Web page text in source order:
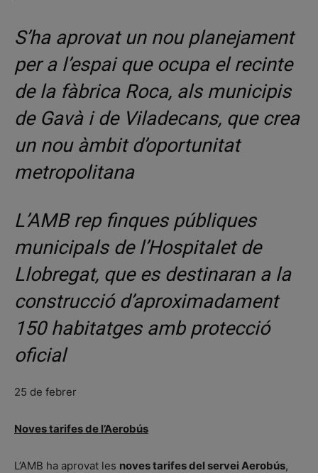
S’ha aprovat un nou planejament
per a l’espai que ocupa el recinte
de la fàbrica Roca, als municipis
de Gavà i de Viladecans, que crea
un nou àmbit d’oportunitat
metropolitana
L’AMB rep finques públiques
municipals de l’Hospitalet de
Llobregat, que es destinaran a la
construcció d’aproximadament
150 habitatges amb protecció
oficial
25 de febrer
Noves tarifes de l’Aerobús
L’AMB ha aprovat les noves tarifes del servei Aerobús,